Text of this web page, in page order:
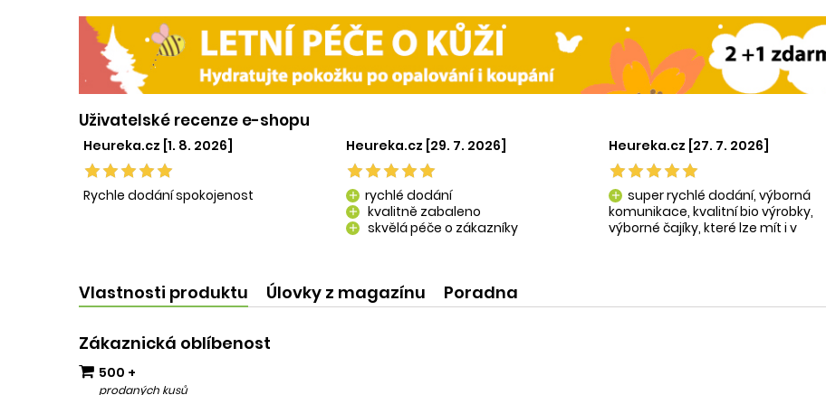
Uživatelské recenze e-shopu
Heureka.cz [1. 8. 2026]
Rychle dodání spokojenost
Heureka.cz [29. 7. 2026]
add rychlé dodání
add kvalitně zabaleno
add skvělá péče o zákazníky
Heureka.cz [27. 7. 2026]
add super rychlé dodání, výborná
komunikace, kvalitní bio výrobky,
výborné čajíky, které lze mít i v
Vlastnosti produktu Úlovky z magazínu Poradna
Zákaznická oblíbenost
500 +
prodaných kusů